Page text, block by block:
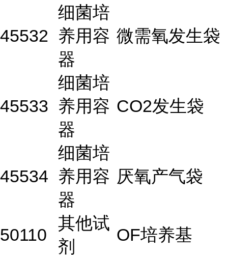
45532
细菌培
养用容
器
微需氧发生袋
45533
细菌培
养用容
器
CO2发生袋
45534
细菌培
养用容
器
厌氧产气袋
50110
其他试
剂
OF培养基